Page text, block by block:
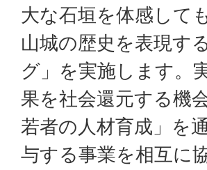
大な石垣を体感して
山城の歴史を表現す
グ」を実施します。
果を社会還元する機
若者の人材育成」を
与する事業を相互に